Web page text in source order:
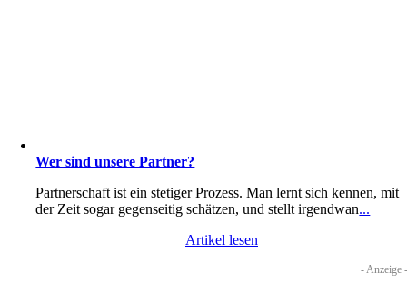
Wer sind unsere Partner?
Partnerschaft ist ein stetiger Prozess. Man lernt sich kennen, mit
der Zeit sogar gegenseitig schätzen, und stellt irgendwan...
Artikel lesen
- Anzeige -